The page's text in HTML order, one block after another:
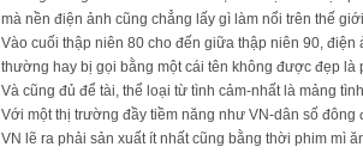
mà nền điện ảnh cũng chẳng lấy gì làm nổi trên thế
Vào cuối thập niên 80 cho đến giữa thập niên 90, điện
thường hay bị gọi bằng một cái tên không được đẹp là
Và cũng đủ để tài, thể loại từ tình cảm-nhất là mảng
Với một thị trường đầy tiềm năng như VN-dân số
VN lẽ ra phải sản xuất ít nhất cũng bằng thời phim mì